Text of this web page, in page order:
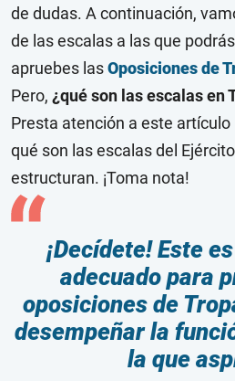
de dudas. A continuación,
de las escalas a las que
apruebes lasOposiciones de
Pero, ¿qué son las escalas en
Presta atención a este
qué son las escalas del
estructuran. ¡Toma nota!
¡Decídete! Este
adecuado para
oposiciones de
desempeñar la
la que